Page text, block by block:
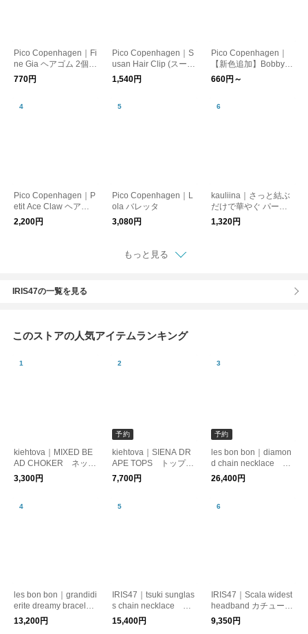
Pico Copenhagen｜Fi
ne Gia ヘアゴム 2個セ
ット 【メール便】
770円
Pico Copenhagen｜S
usan Hair Clip (スーザ
ンヘアクリップ) 【メ
ール便】【ギフト】
1,540円
Pico Copenhagen｜
【新色追加】Bobby
(ボビー) ヘアピン【メ
ール便】
660円～
Pico Copenhagen｜P
etit Ace Claw ヘアク
リップ
2,200円
Pico Copenhagen｜L
ola バレッタ
3,080円
kauliina｜さっと結ぶ
だけで華やぐ パール
とビジューのヘアゴム
2点セット
1,320円
もっと見る
IRIS47の一覧を見る
このストアの人気アイテムランキング
kiehtova｜MIXED BE
AD CHOKER ネック
レス コード レイヤ
ード
3,300円
予約
kiehtova｜SIENA DR
APE TOPS トップ
ス カットソー ドレ
ープ
7,700円
予約
les bon bon｜diamon
d chain necklace ダ
イヤモンド 10金
ネックレス
26,400円
les bon bon｜grandidi
erite dreamy bracelet
ブレスレット 天然
石 パール
13,200円
IRIS47｜tsuki sunglas
s chain necklace ネ
ックレス サングラス
チェーン 月モチーフ
15,400円
IRIS47｜Scala widest
headband カチューシ
ャ ベロア
9,350円